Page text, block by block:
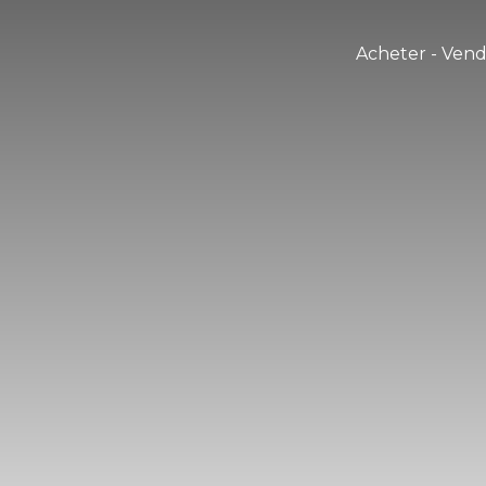
Acheter -